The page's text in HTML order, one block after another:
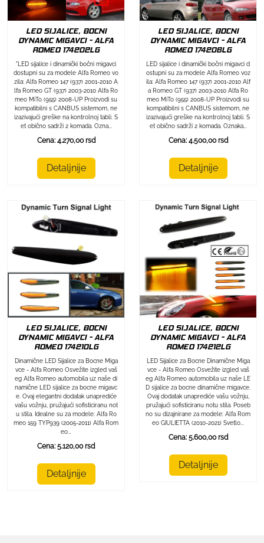
LED SIJALICE, BOCNI
DYNAMIC MIGAVCI - ALFA
ROMEO 174202LG
"LED sijalice i dinamički bočni migavci
dostupni su za modele Alfa Romeo vo
zila: Alfa Romeo 147 (937) 2001-2010 A
lfa Romeo GT (937) 2003-2010 Alfa Ro
meo MiTo (955) 2008-UP Proizvodi su
kompatibilni s CANBUS sistemom, ne
izazivajući greške na kontrolnoj tabli. S
et obično sadrži 2 komada. Ozna...
Cena: 4.270,00 rsd
Detaljnije
LED SIJALICE, BOCNI
DYNAMIC MIGAVCI - ALFA
ROMEO 174206LG
LED sijalice i dinamički bočni migavci d
ostupni su za modele Alfa Romeo voz
ila: Alfa Romeo 147 (937) 2001-2010 Alf
a Romeo GT (937) 2003-2010 Alfa Ro
meo MiTo (955) 2008-UP Proizvodi su
kompatibilni s CANBUS sistemom, ne
izazivajući greške na kontrolnoj tabli. S
et obično sadrži 2 komada. Oznaka...
Cena: 4.500,00 rsd
Detaljnije
LED SIJALICE, BOCNI
DYNAMIC MIGAVCI - ALFA
ROMEO 174210LG
Dinamične LED Sijalice za Bocne Miga
vce - Alfa Romeo Osvežite izgled vaš
eg Alfa Romeo automobila uz naše di
namične LED sijalice za bocne migavc
e. Ovaj elegantni dodatak unaprediće
vašu vožnju, pružajući sofisticiranu not
u stila. Idealne su za modele: Alfa Ro
meo 159 TYP939 (2005-2011) Alfa Rom
eo...
Cena: 5.120,00 rsd
Detaljnije
LED SIJALICE, BOCNI
DYNAMIC MIGAVCI - ALFA
ROMEO 174212LG
LED Sijalice za Bocne Dinamične Miga
vce - Alfa Romeo Osvežite izgled vaš
eg Alfa Romeo automobila uz naše LE
D sijalice za bocne dinamične migavce.
Ovaj dodatak unaprediće vašu vožnju,
pružajući sofisticiranu notu stila. Poseb
no su dizajnirane za modele: Alfa Rom
eo GIULIETTA (2010-2021) Svetlo...
Cena: 5.600,00 rsd
Detaljnije